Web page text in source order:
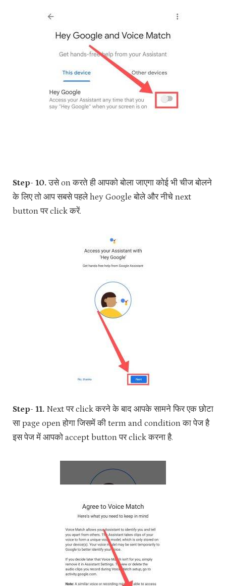
Step- 10.उसे on करते ही आपको बोला जाएगा कोई भी चीज बोलने
के लिए तो आप सबसे पहले hey Google बोले और नीचे next
button पर click करें.
Step- 11. Next पर click करने के बाद आपके सामने फिर एक छोटा
सा page open होगा जिसमें की term and condition का पेज है
इस पेज में आपको accept button पर click करना है.